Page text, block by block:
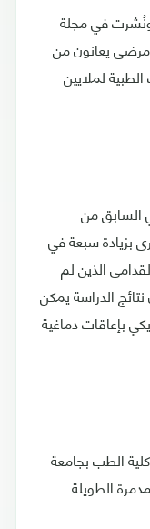
ونُشرت في مجلة
يعانون من
الطبية لملايين
ممن أصيبوا بكوفيد-19 في السابق من
بزيادة سبعة في
الذين لم
الدراسة يمكن
من 6.6 مليون أمريكي بإعاقات دماغية
كلية الطب بجامعة
الطويلة